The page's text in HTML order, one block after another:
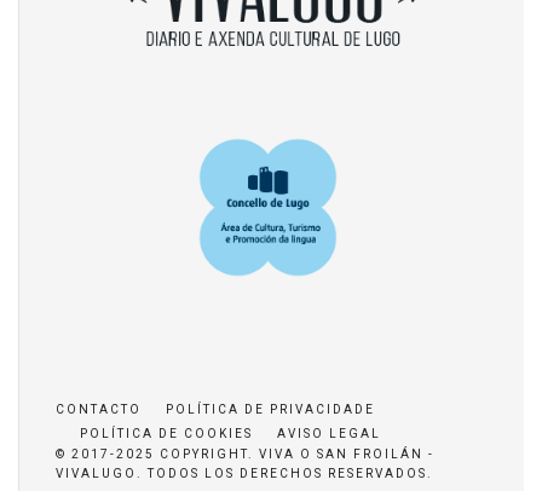
CONTACTO
POLÍTICA DE PRIVACIDADE
POLÍTICA DE COOKIES
AVISO LEGAL
© 2017-2025 COPYRIGHT. VIVA O SAN FROILÁN -
VIVALUGO. TODOS LOS DERECHOS RESERVADOS.